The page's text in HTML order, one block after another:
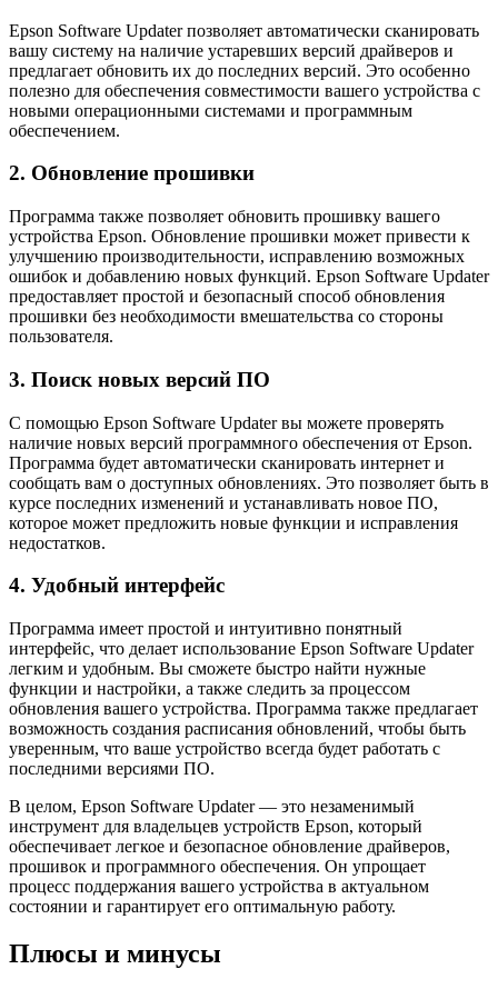
Epson Software Updater позволяет автоматически сканировать
вашу систему на наличие устаревших версий драйверов и
предлагает обновить их до последних версий. Это особенно
полезно для обеспечения совместимости вашего устройства с
новыми операционными системами и программным
обеспечением.
2. Обновление прошивки
Программа также позволяет обновить прошивку вашего
устройства Epson. Обновление прошивки может привести к
улучшению производительности, исправлению возможных
ошибок и добавлению новых функций. Epson Software Updater
предоставляет простой и безопасный способ обновления
прошивки без необходимости вмешательства со стороны
пользователя.
3. Поиск новых версий ПО
С помощью Epson Software Updater вы можете проверять
наличие новых версий программного обеспечения от Epson.
Программа будет автоматически сканировать интернет и
сообщать вам о доступных обновлениях. Это позволяет быть в
курсе последних изменений и устанавливать новое ПО,
которое может предложить новые функции и исправления
недостатков.
4. Удобный интерфейс
Программа имеет простой и интуитивно понятный
интерфейс, что делает использование Epson Software Updater
легким и удобным. Вы сможете быстро найти нужные
функции и настройки, а также следить за процессом
обновления вашего устройства. Программа также предлагает
возможность создания расписания обновлений, чтобы быть
уверенным, что ваше устройство всегда будет работать с
последними версиями ПО.
В целом, Epson Software Updater — это незаменимый
инструмент для владельцев устройств Epson, который
обеспечивает легкое и безопасное обновление драйверов,
прошивок и программного обеспечения. Он упрощает
процесс поддержания вашего устройства в актуальном
состоянии и гарантирует его оптимальную работу.
Плюсы и минусы